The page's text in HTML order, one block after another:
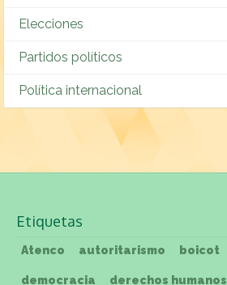
Elecciones
Partidos políticos
Política internacional
Etiquetas
Atenco autoritarismo boicot
democracia derechos humanos